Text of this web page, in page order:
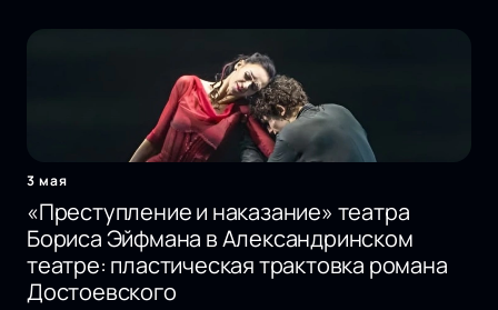
3 мая
«Преступление и наказание» театра
Бориса Эйфмана в Александринском
театре: пластическая трактовка романа
Достоевского